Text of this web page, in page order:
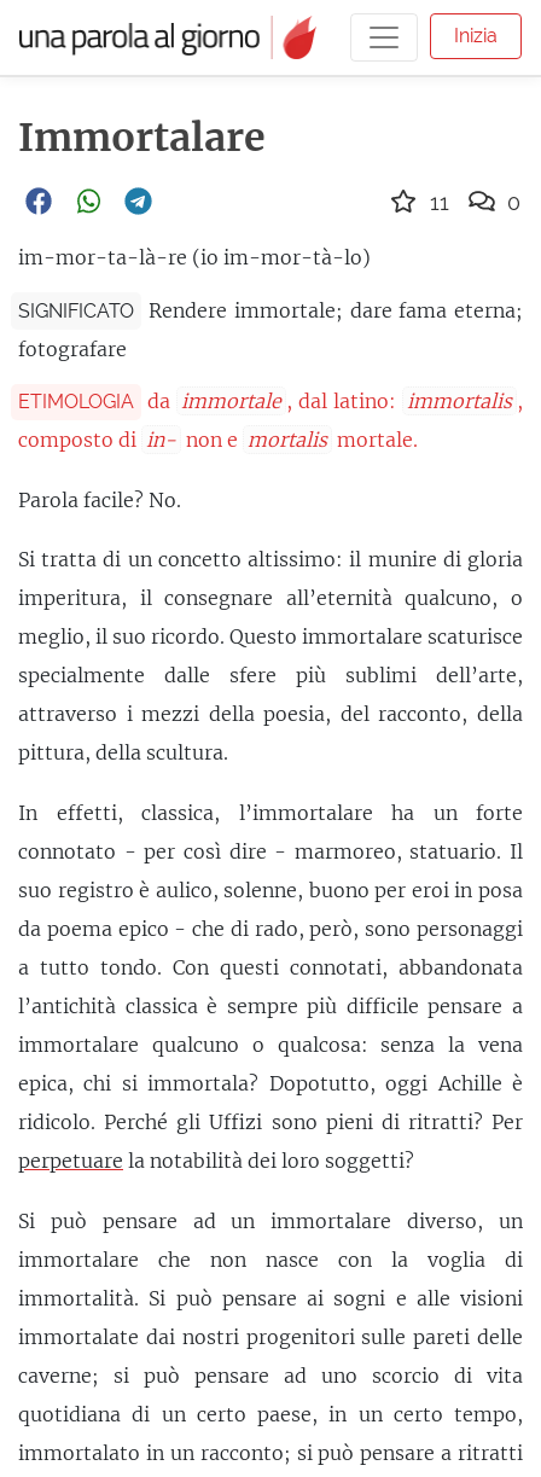
Inizia
Immortalare
im-mor-ta-là-re (io im-mor-tà-lo)
SIGNIFICATO
Rendere immortale; dare fama eterna;
fotografare
ETIMOLOGIA da immortale , dal latino: immortalis ,
composto di in- non e mortalis mortale.
Parola facile? No.
Si tratta di un concetto altissimo: il munire di gloria
imperitura, il consegnare all’eternità qualcuno, o
meglio, il suo ricordo. Questo immortalare scaturisce
specialmente dalle sfere più sublimi dell’arte,
attraverso i mezzi della poesia, del racconto, della
pittura, della scultura.
In effetti, classica, l’immortalare ha un forte
connotato - per così dire - marmoreo, statuario. Il
suo registro è aulico, solenne, buono per eroi in posa
da poema epico - che di rado, però, sono personaggi
a tutto tondo. Con questi connotati, abbandonata
l’antichità classica è sempre più difficile pensare a
immortalare qualcuno o qualcosa: senza la vena
epica, chi si immortala? Dopotutto, oggi Achille è
ridicolo. Perché gli Uffizi sono pieni di ritratti? Per
perpetuare la notabilità dei loro soggetti?
Si può pensare ad un immortalare diverso, un
immortalare che non nasce con la voglia di
immortalità. Si può pensare ai sogni e alle visioni
immortalate dai nostri progenitori sulle pareti delle
caverne; si può pensare ad uno scorcio di vita
quotidiana di un certo paese, in un certo tempo,
immortalato in un racconto; si può pensare a ritratti
11 0